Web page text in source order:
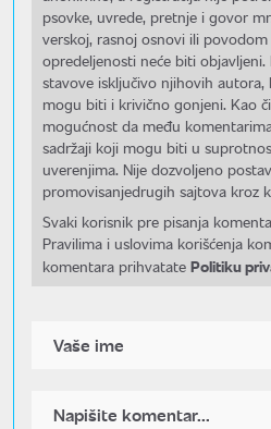
psovke, uvrede, pretnje i govor
verskoj, rasnoj osnovi ili povodom
opredeljenosti neće biti
stavove isključivo njihovih
mogu biti i krivično gonjeni. Kao
mogućnost da među
sadržaji koji mogu biti u
uverenjima. Nije dozvoljeno
promovisanjedrugih sajtova kroz
Svaki korisnik pre pisanja
Pravilima i uslovima korišćenja
komentara prihvatate Politiku